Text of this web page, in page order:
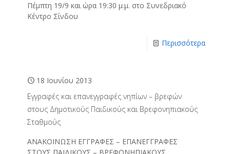
Πέμπτη 19/9 και ώρα 19:30 μ.μ. στο Συνεδριακό
Κέντρο Σίνδου
Περισσότερα
18 Ιουνίου 2013
Eγγραφές και επανεγγραφές νηπίων – βρεφών
στους Δημοτικούς Παιδικούς και Βρεφονηπιακούς
Σταθμούς
ΑΝΑΚΟΙΝΩΣΗ ΕΓΓΡΑΦΕΣ – ΕΠΑΝΕΓΓΡΑΦΕΣ